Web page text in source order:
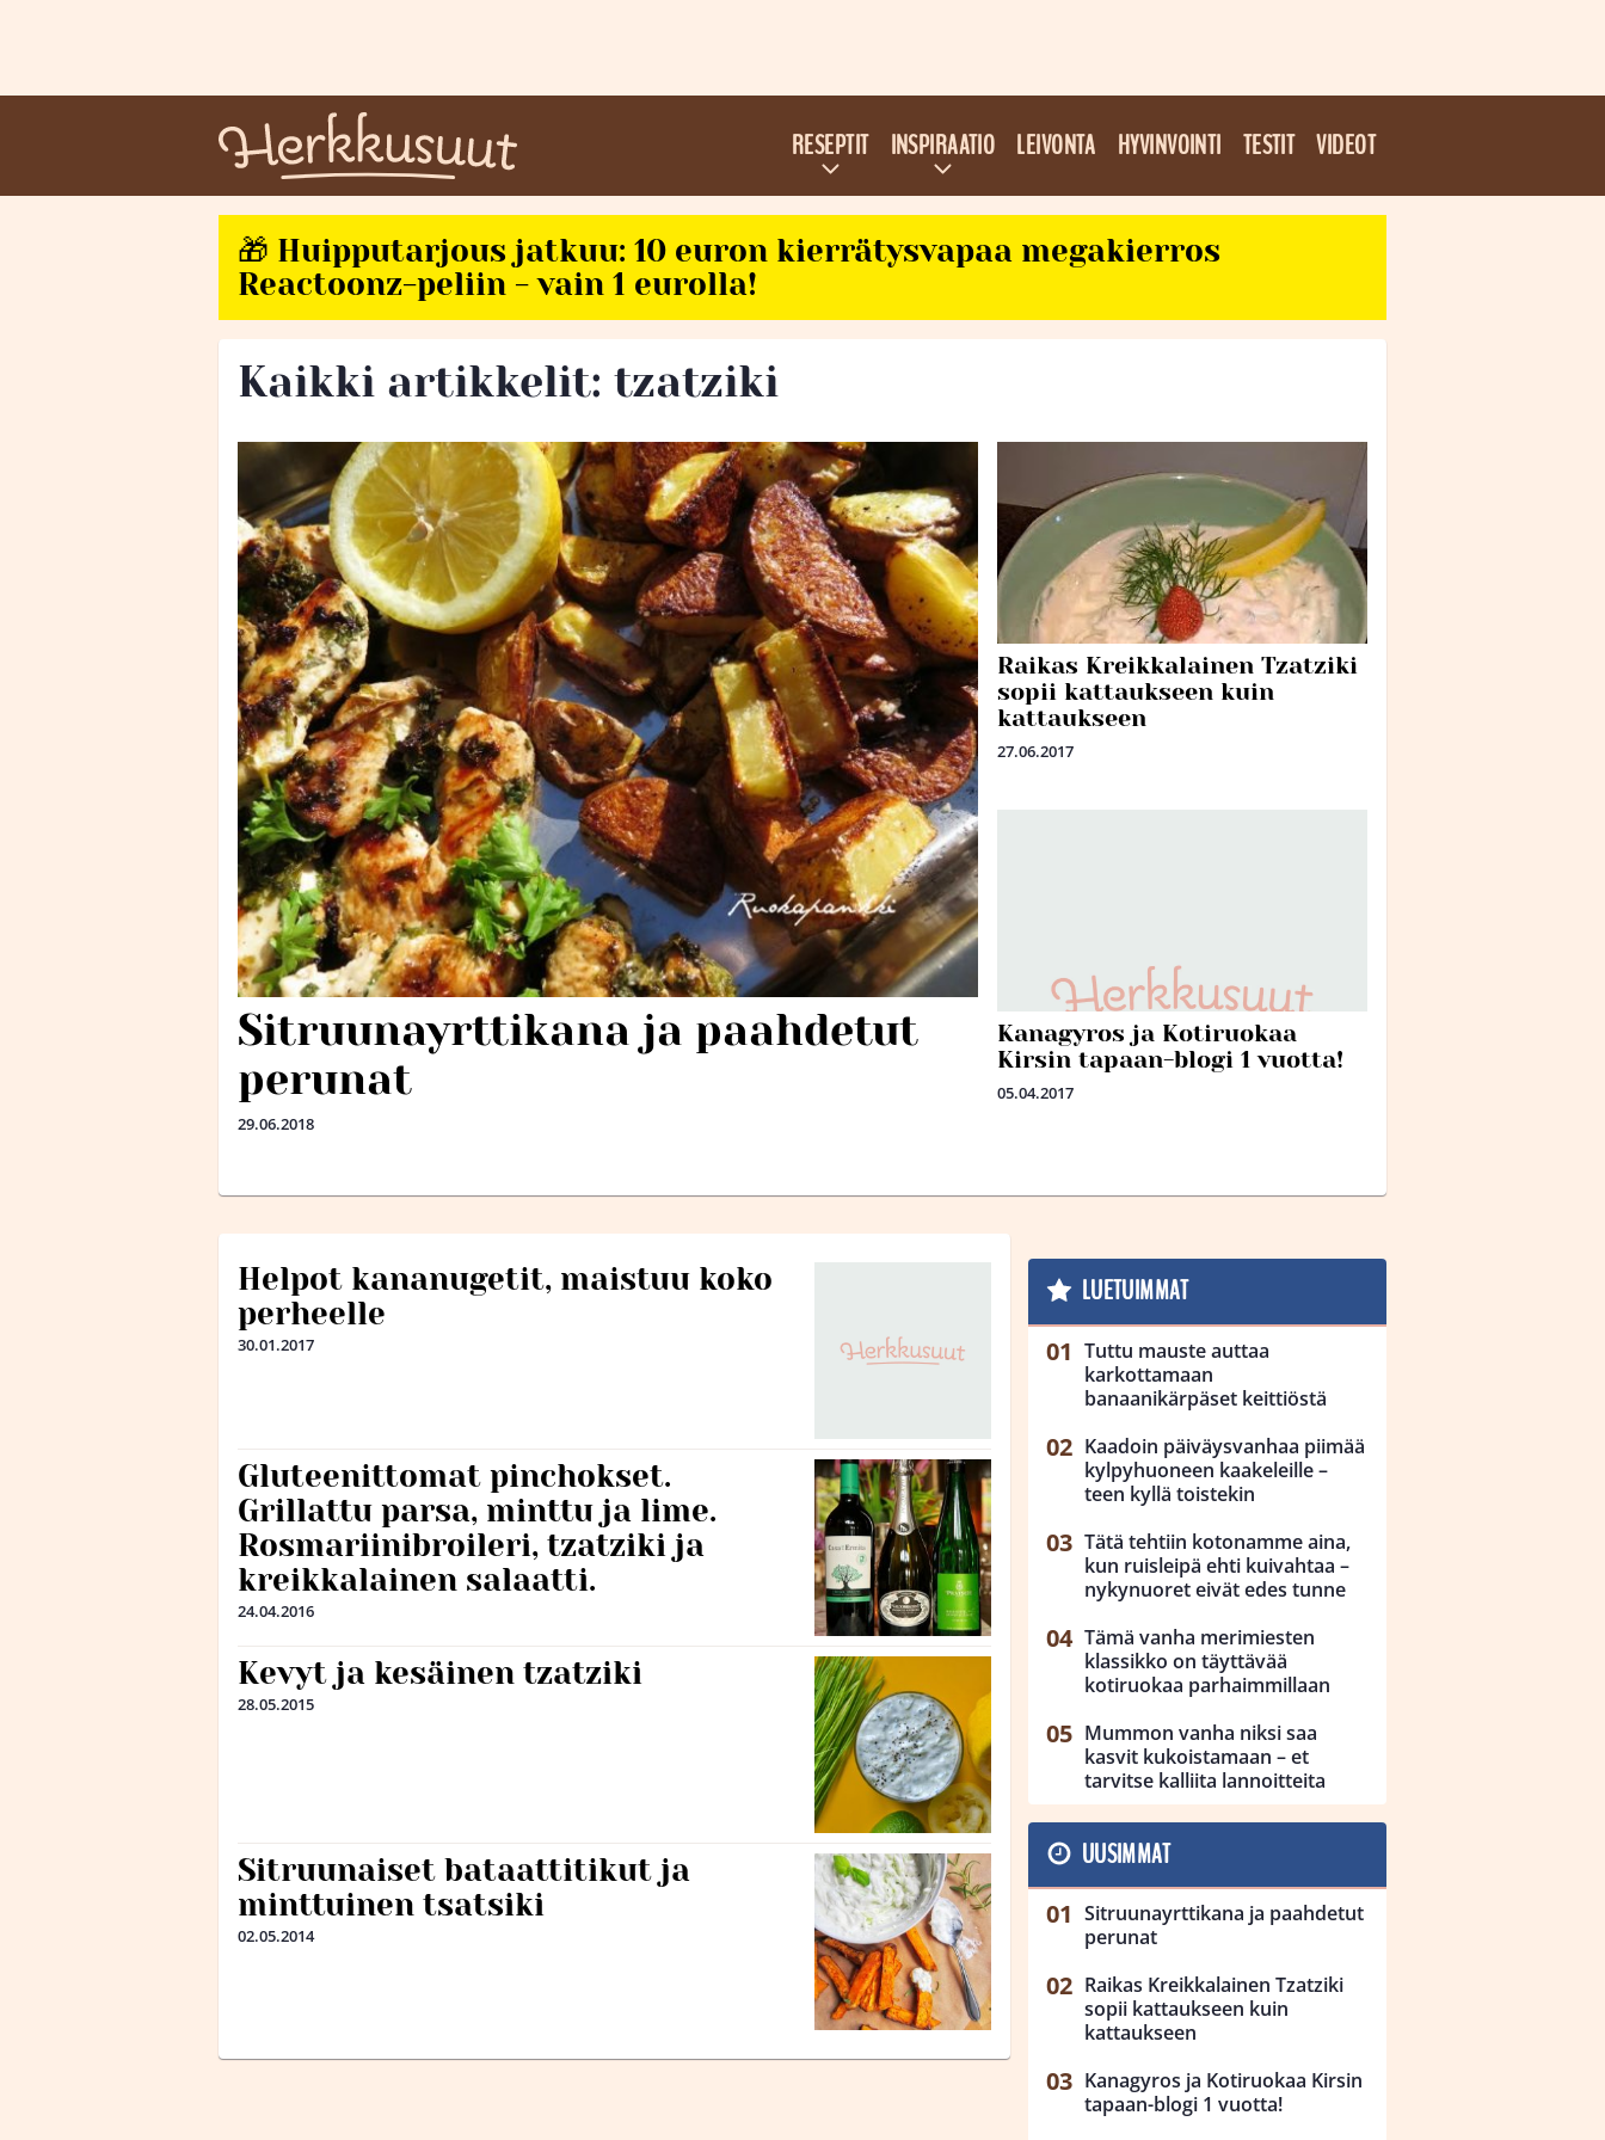
RESEPTIT INSPIRAATIO LEIVONTA HYVINVOINTI TESTIT VIDEOT
🎁 Huipputarjous jatkuu: 10 euron kierrätysvapaa megakierros
Reactoonz-peliin - vain 1 eurolla!
Kaikki artikkelit: tzatziki
Sitruunayrttikana ja paahdetut
perunat
29.06.2018
Raikas Kreikkalainen Tzatziki
sopii kattaukseen kuin
kattaukseen
27.06.2017
Kanagyros ja Kotiruokaa
Kirsin tapaan-blogi 1 vuotta!
05.04.2017
Helpot kananugetit, maistuu koko
perheelle
30.01.2017
Gluteenittomat pinchokset.
Grillattu parsa, minttu ja lime.
Rosmariinibroileri, tzatziki ja
kreikkalainen salaatti.
24.04.2016
Kevyt ja kesäinen tzatziki
28.05.2015
Sitruunaiset bataattitikut ja
minttuinen tsatsiki
02.05.2014
LUETUIMMAT
Tuttu mauste auttaa
karkottamaan
banaanikärpäset keittiöstä
Kaadoin päiväysvanhaa piimää
kylpyhuoneen kaakeleille –
teen kyllä toistekin
Tätä tehtiin kotonamme aina,
kun ruisleipä ehti kuivahtaa –
nykynuoret eivät edes tunne
Tämä vanha merimiesten
klassikko on täyttävää
kotiruokaa parhaimmillaan
Mummon vanha niksi saa
kasvit kukoistamaan – et
tarvitse kalliita lannoitteita
UUSIMMAT
Sitruunayrttikana ja paahdetut
perunat
Raikas Kreikkalainen Tzatziki
sopii kattaukseen kuin
kattaukseen
Kanagyros ja Kotiruokaa Kirsin
tapaan-blogi 1 vuotta!